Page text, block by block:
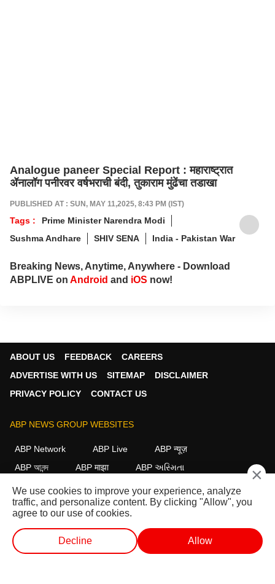
Analogue paneer Special Report : महाराष्ट्रात
ॲनालॉग पनीरवर वर्षभराची बंदी, तुकाराम मुंढेंचा तडाखा
PUBLISHED AT : SUN, MAY 11,2025, 8:43 PM (IST)
Tags :
Prime Minister Narendra Modi
Sushma Andhare
SHIV SENA India - Pakistan War
Breaking News, Anytime, Anywhere - Download
ABPLIVE on Android and iOS now!
ABOUT US FEEDBACK
CAREERS
ADVERTISE WITH US
SITEMAP
DISCLAIMER
PRIVACY POLICY
CONTACT US
ABP NEWS GROUP WEBSITES
ABP Network ABP Live
ABP न्यूज़
ABP আনন্দ
ABP माझा
ABP અસ્મિતા
ABP Ganga
ABP ਸਾਂਝਾ ABP நாடு ABP దేశం
FOLLOW US
×
We use cookies to improve your experience, analyze
traffic, and personalize content. By clicking "Allow", you
agree to our use of cookies.
Decline Allow